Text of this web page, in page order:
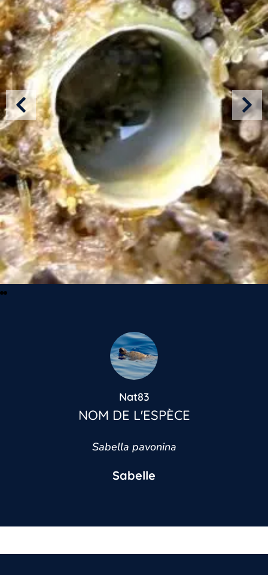
Nat83
NOM DE L'ESPÈCE
Sabella pavonina
Sabelle